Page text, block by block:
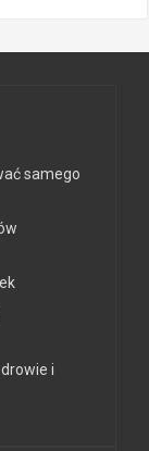
samego
i